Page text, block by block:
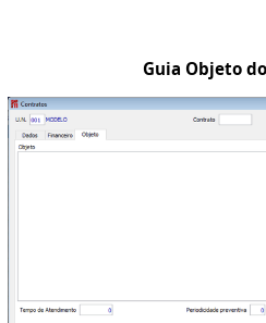
Guia Objeto